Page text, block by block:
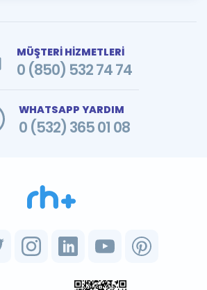
MÜŞTERİ HİZMETLERİ
0 (850) 532 74 74
WHATSAPP YARDIM
0 (532) 365 01 08